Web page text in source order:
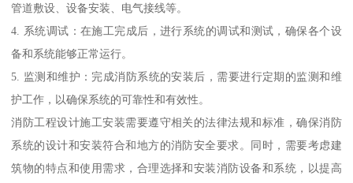
管道敷设、设备安装、电气接线等。
4. 系统调试：在施工完成后，进行系统的调试和测试，确保各个设
备和系统能够正常运行。
5. 监测和维护：完成消防系统的安装后，需要进行定期的监测和维
护工作，以确保系统的可靠性和有效性。
消防工程设计施工安装需要遵守相关的法律法规和标准，确保消防
系统的设计和安装符合和地方的消防安全要求。同时，需要考虑建
筑物的特点和使用需求，合理选择和安装消防设备和系统，以提高